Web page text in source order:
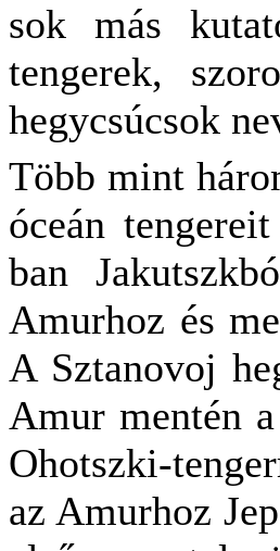
sok más
tengerek,
hegycsúcsok
Több mint
óceán
ban
Amurhoz és
A Sztanovoj
Amur mentén
Ohotszki-
az Amurhoz